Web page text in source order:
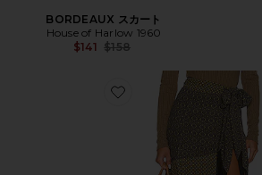
BORDEAUX スカート
House of Harlow 1960
$141 Previous price:
$158
Favorite GIORGIA スカート